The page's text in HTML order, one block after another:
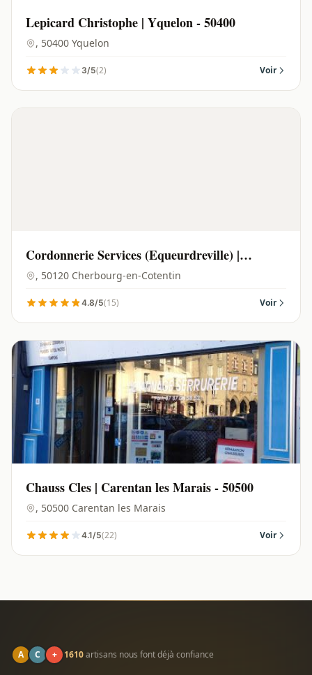
Lepicard Christophe | Yquelon - 50400
, 50400 Yquelon
3/5(2) Voir
Cordonnerie Services (Equeurdreville) |
Cherbourg-en-Cotentin - 50120
, 50120 Cherbourg-en-Cotentin
4.8/5(15) Voir
Chauss Cles | Carentan les Marais - 50500
, 50500 Carentan les Marais
4.1/5(22) Voir
A C + 1610artisans nous font déjà confiance